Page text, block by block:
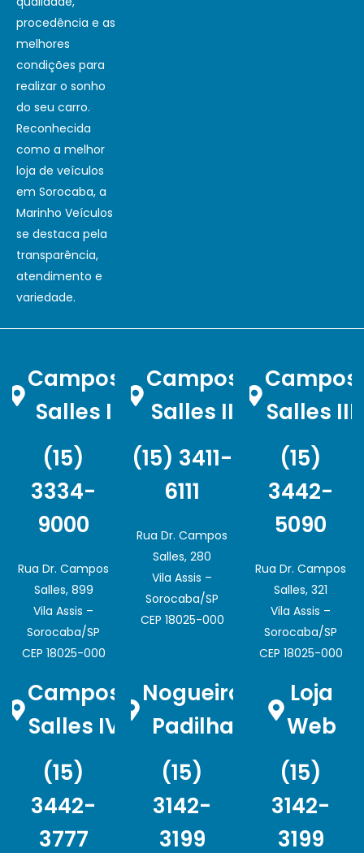
procedência e as
melhores
condições para
realizar o sonho
do seu carro.
Reconhecida
como a melhor
loja de veículos
em Sorocaba, a
Marinho Veículos
se destaca pela
transparência,
atendimento e
variedade.
Campos
Salles I
(15)
3334-
9000
Rua Dr. Campos
Salles, 899
Vila Assis –
Sorocaba/SP
CEP 18025-000
Campos
Salles II
(15) 3411-
6111
Rua Dr. Campos
Salles, 280
Vila Assis –
Sorocaba/SP
CEP 18025-000
Campos
Salles III
(15)
3442-
5090
Rua Dr. Campos
Salles, 321
Vila Assis –
Sorocaba/SP
CEP 18025-000
Campos
Salles IV
(15)
3442-
3777
Nogueira
Padilha
(15)
3142-
3199
Loja
Web
(15)
3142-
3199